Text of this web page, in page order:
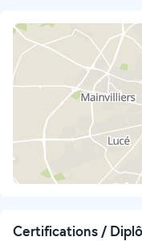
Certifications /